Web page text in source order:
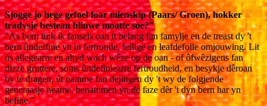
Sjogge jo hege gefoel foar mienskip (Paars/ Groen), hokker
tradysje bestean bliuwe moatte soe?"
"As bern tink ik fansels oan it belang fan famylje en de treast dy 't
bern ûnderfine yn in fertroude, feilige en leafdefolle omjouwing. Lit
ús allegearre en altyd wach wêze op de oan - of ôfwêzigens fan
dizze gruttere, soms ûndefiniearre fertroudheid, en besykje dêroan
by te dragen, út namme fan dejingen dy 't wy de folgjende
generaasje neame, benammen yn de faze dêr 't dyn bern har yn
befine."